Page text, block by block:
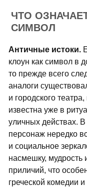
ЧТО
СИМВОЛ
Античные истоки.
клоун как символ в
то прежде всего
аналоги
и городского
известна уже в
уличных действах.
персонаж нередко
и социальное
насмешку,
приличий, что
греческой комедии